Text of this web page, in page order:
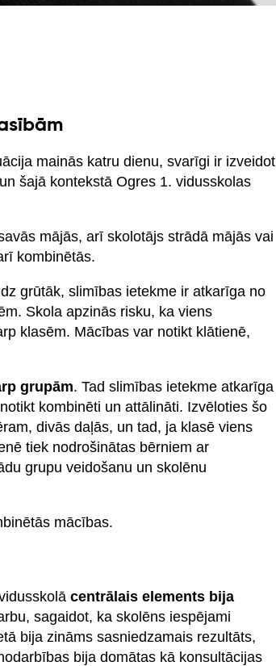
mainās katru dienu, svarīgi ir izveidot
šajā kontekstā Ogres 1. vidusskolas
mājās, arī skolotājs strādā mājās vai
kombinētās.
grūtāk, slimības ietekme ir atkarīga no
Skola apzinās risku, ka viens
klasēm. Mācības var notikt klātienē,
grupām. Tad slimības ietekme atkarīga
kombinēti un attālināti. Izvēloties šo
divās daļās, un tad, ja klasē viens
tiek nodrošinātas bērniem ar
grupu veidošanu un skolēnu
mācības.
centrālais elements bija
sagaidot, ka skolēns iespējami
bija zināms sasniedzamais rezultāts,
bija domātas kā konsultācijas